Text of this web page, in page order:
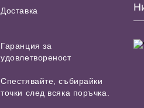
Доставка
Гаранция за
удовлетвореност
Спестявайте, събирайки
точки след всяка поръчка.